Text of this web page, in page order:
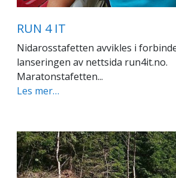
RUN 4 IT
Nidarosstafetten avvikles i
lanseringen av nettsida run4it.no.
Maratonstafetten...
Les mer…